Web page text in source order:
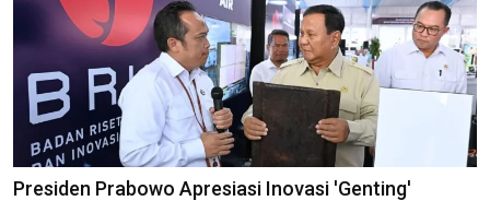
Presiden Prabowo Apresiasi Inovasi 'Genting'